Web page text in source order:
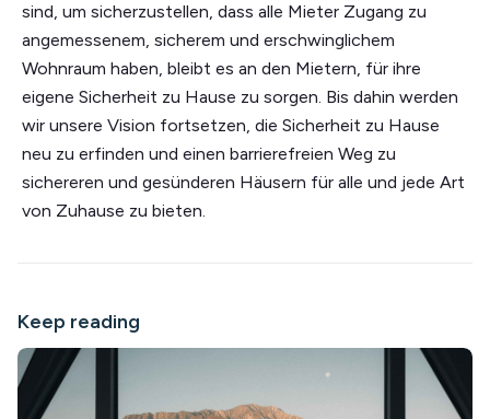
sind, um sicherzustellen, dass alle Mieter Zugang zu
angemessenem, sicherem und erschwinglichem
Wohnraum haben, bleibt es an den Mietern, für ihre
eigene Sicherheit zu Hause zu sorgen. Bis dahin werden
wir unsere Vision fortsetzen, die Sicherheit zu Hause
neu zu erfinden und einen barrierefreien Weg zu
sichereren und gesünderen Häusern für alle und jede Art
von Zuhause zu bieten.
Keep reading